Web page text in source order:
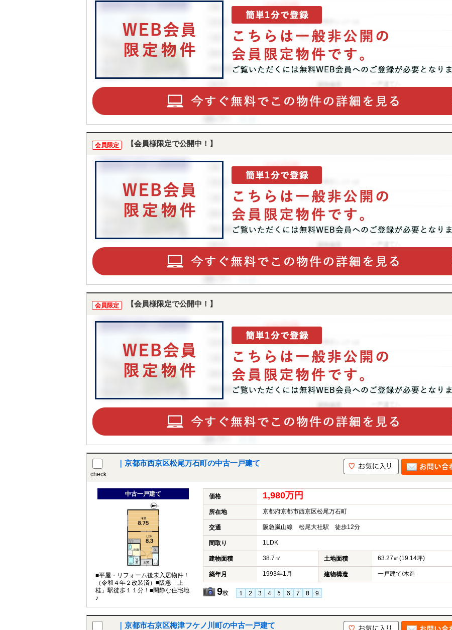
会員限定 【会員様限定で公開中！】
会員限定 【会員様限定で公開中！】
check
｜京都市西京区松尾万石町の中古一戸建て
中古一戸建て
■平屋・リフォーム後未入居物件！
（令和４年２改装済）■阪急「上
桂」駅徒歩１１分！■閑静な住宅地
♪
価格 1,980万円
所在地 京都府京都市西京区松尾万石町
交通 阪急嵐山線 松尾大社駅 徒歩12分
間取り 1LDK
建物面積 38.7㎡ 土地面積 63.27㎡(19.14坪)
築年月 1993年1月 建物構造 一戸建て/木造
9枚
｜京都市右京区梅津フケノ川町の中古一戸建て